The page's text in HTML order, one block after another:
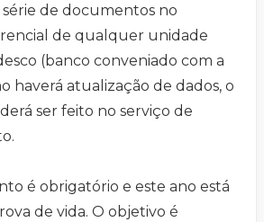
de documentos no
de qualquer unidade
(banco conveniado com a
haverá atualização de dados, o
ser feito no serviço de
é obrigatório e este ano está
de vida. O objetivo é